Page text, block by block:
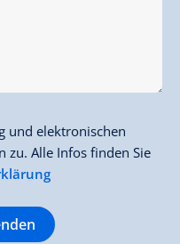
und elektronischen
zu. Alle Infos finden Sie